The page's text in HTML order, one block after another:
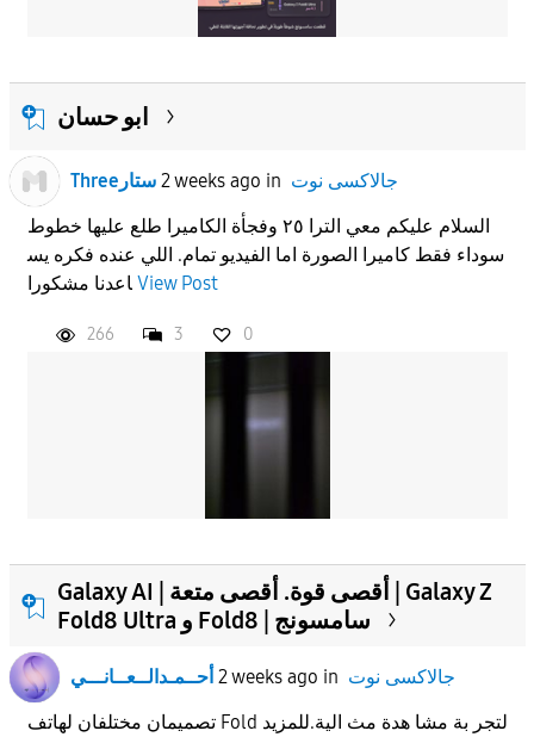
ابو حسان
Threeستار 2 weeks ago in جالاكسى نوت
السلام عليكم معي الترا ٢٥ وفجأة الكاميرا طلع عليها خطوط
سوداء فقط كاميرا الصورة اما الفيديو تمام. اللي عنده فكره يس
اعدنا مشكورا View Post
266 3 0
Galaxy AI | أقصى قوة. أقصى متعة | Galaxy Z
Fold8 Ultra و Fold8 | سامسونج
أحــمـدالــعــانـــي 2 weeks ago in جالاكسى نوت
تصميمان مختلفان لهاتف Fold لتجر بة مشا هدة مث الية.للمزيد